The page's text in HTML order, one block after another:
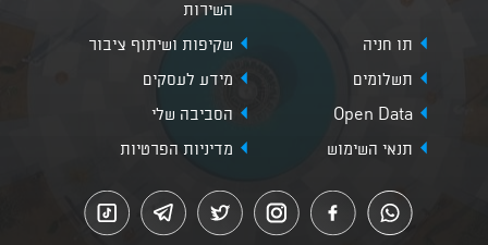
השירות
תו חניה
שקיפות ושיתוף ציבור
תשלומים
מידע לעסקים
Open Data
הסביבה שלי
תנאי השימוש
מדיניות הפרטיות